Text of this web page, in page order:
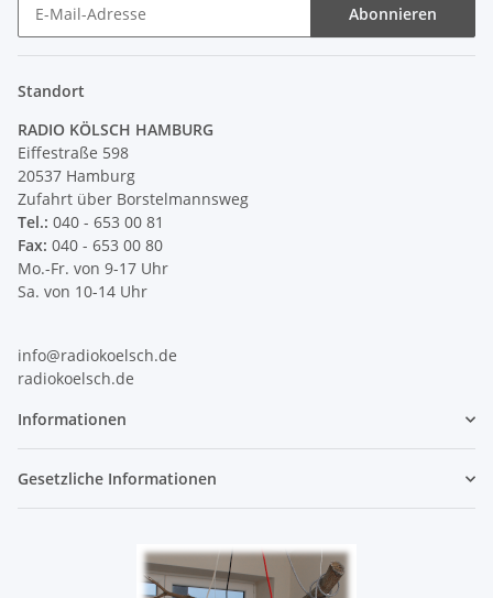
Abonnieren
Standort
RADIO KÖLSCH HAMBURG
Eiffestraße 598
20537 Hamburg
Zufahrt über Borstelmannsweg
Tel.: 040 - 653 00 81
Fax: 040 - 653 00 80
Mo.-Fr. von 9-17 Uhr
Sa. von 10-14 Uhr
info@radiokoelsch.de
radiokoelsch.de
Informationen
Gesetzliche Informationen